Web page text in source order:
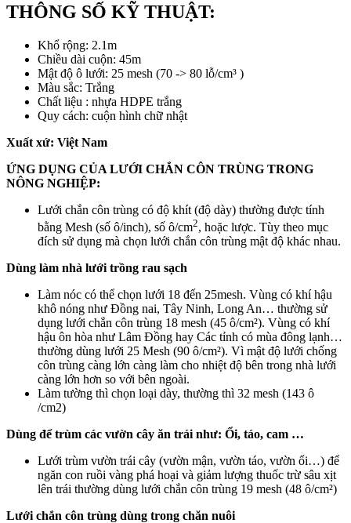
THÔNG SỐ KỸ THUẬT:
Khổ rộng: 2.1m
Chiều dài cuộn: 45m
Mật độ ô lưới: 25 mesh (70 -> 80 lỗ/cm³ )
Màu sắc: Trắng
Chất liệu : nhựa HDPE trắng
Quy cách: cuộn hình chữ nhật
Xuất xứ: Việt Nam
ỨNG DỤNG CỦA LƯỚI CHẮN CÔN TRÙNG TRONG
NÔNG NGHIỆP:
Lưới chắn côn trùng có độ khít (độ dày) thường được tính
bằng Mesh (số ô/inch), số ô/cm2, hoặc lược. Tùy theo mục
đích sử dụng mà chọn lưới chắn côn trùng mật độ khác nhau.
Dùng làm nhà lưới trồng rau sạch
Làm nóc có thể chọn lưới 18 đến 25mesh. Vùng có khí hậu
khô nóng như Đồng nai, Tây Ninh, Long An… thường sử
dụng lưới chắn côn trùng 18 mesh (45 ô/cm²). Vùng có khí
hậu ôn hòa như Lâm Đồng hay Các tỉnh có mùa đông lạnh…
thường dùng lưới 25 Mesh (90 ô/cm²). Vì mật độ lưới chống
côn trùng càng lớn càng làm cho nhiệt độ bên trong nhà lưới
càng lớn hơn so với bên ngoài.
Làm tường thì chọn loại dày, thường thì 32 mesh (143 ô
/cm2)
Dùng để trùm các vườn cây ăn trái như: Ổi, táo, cam …
Lưới trùm vườn trái cây (vườn mận, vườn táo, vườn ổi…) để
ngăn con ruồi vàng phá hoại và giảm lượng thuốc trừ sâu xịt
lên trái thường dùng lưới chắn côn trùng 19 mesh (48 ô/cm²)
Lưới chắn côn trùng dùng trong chăn nuôi